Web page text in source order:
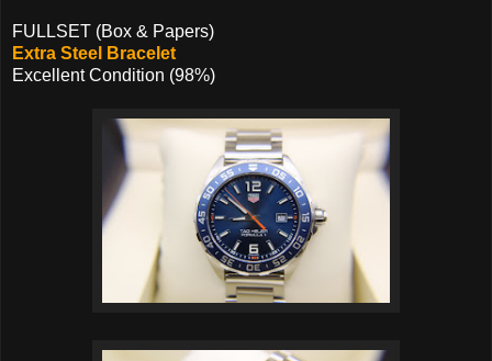
FULLSET (Box & Papers)
Extra Steel Bracelet
Excellent Condition (98%)